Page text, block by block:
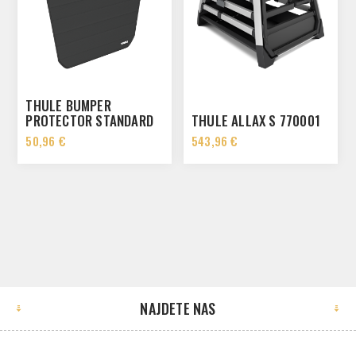
THULE BUMPER
PROTECTOR STANDARD
770100
50,96 €
THULE ALLAX S 770001
543,96 €
NAJDETE NAS